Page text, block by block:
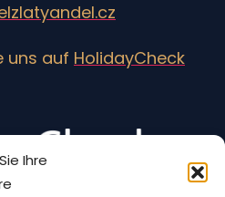
Ihre
uns auf HolidayCheck